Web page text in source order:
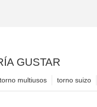
GUSTAR
torno suizo
multiusos